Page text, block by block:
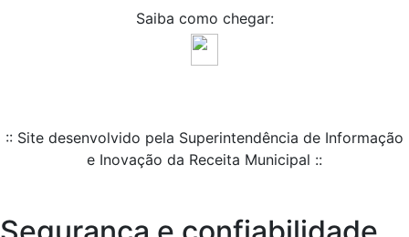
Saiba como chegar:
:: Site desenvolvido pela Superintendência de Informação
e Inovação da Receita Municipal ::